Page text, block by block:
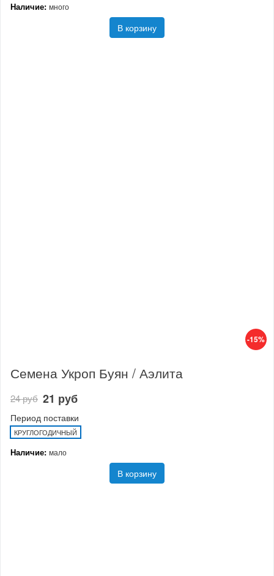
Наличие: много
В корзину
-15%
Семена Укроп Буян / Аэлита
24 руб 21 руб
Период поставки
КРУГЛОГОДИЧНЫЙ
Наличие: мало
В корзину